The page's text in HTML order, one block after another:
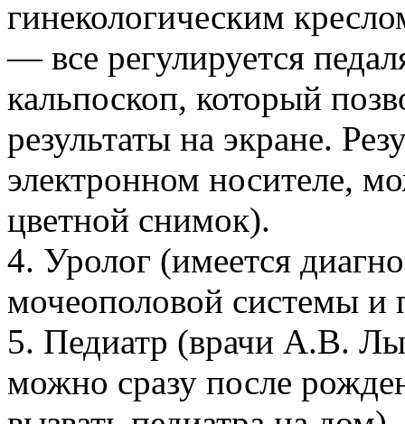
гинекологическим
— все регулируется
кальпоскоп, который
результаты на экране.
электронном носителе,
цветной снимок).
4. Уролог (имеется
мочеополовой системы и
5. Педиатр (врачи А.В.
можно сразу после